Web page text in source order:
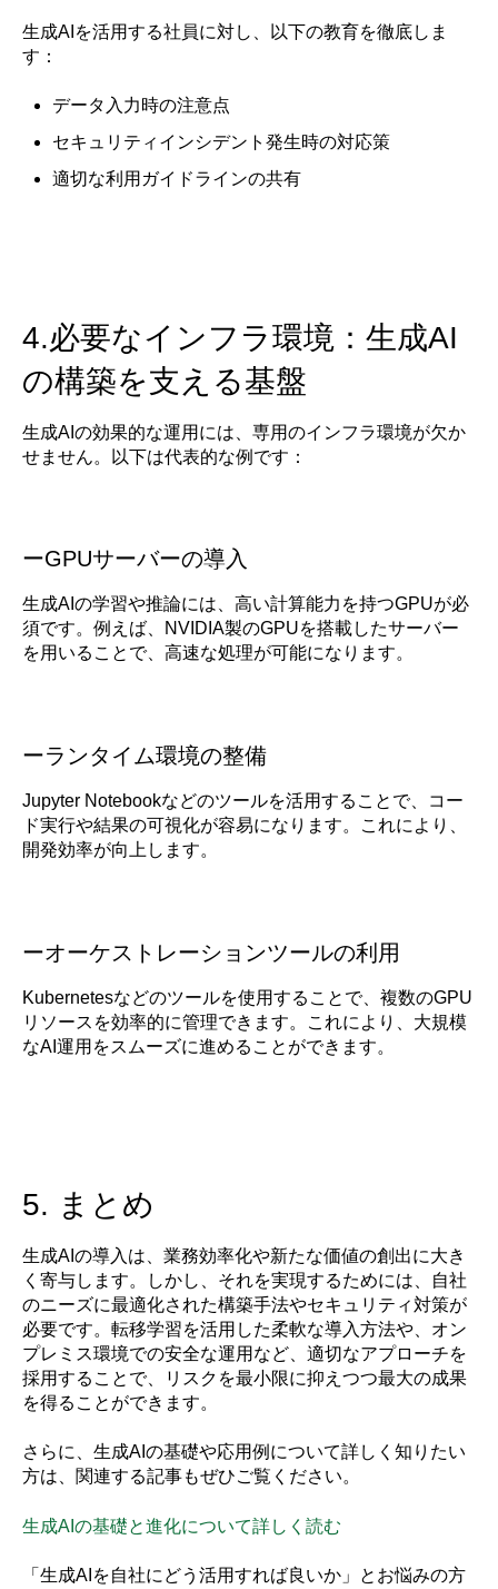
生成AIを活用する社員に対し、以下の教育を徹底しま
す：
データ入力時の注意点
セキュリティインシデント発生時の対応策
適切な利用ガイドラインの共有
4.必要なインフラ環境：生成AI
の構築を支える基盤
生成AIの効果的な運用には、専用のインフラ環境が欠か
せません。以下は代表的な例です：
ーGPUサーバーの導入
生成AIの学習や推論には、高い計算能力を持つGPUが必
須です。例えば、NVIDIA製のGPUを搭載したサーバー
を用いることで、高速な処理が可能になります。
ーランタイム環境の整備
Jupyter Notebookなどのツールを活用することで、コー
ド実行や結果の可視化が容易になります。これにより、
開発効率が向上します。
ーオーケストレーションツールの利用
Kubernetesなどのツールを使用することで、複数のGPU
リソースを効率的に管理できます。これにより、大規模
なAI運用をスムーズに進めることができます。
5. まとめ
生成AIの導入は、業務効率化や新たな価値の創出に大き
く寄与します。しかし、それを実現するためには、自社
のニーズに最適化された構築手法やセキュリティ対策が
必要です。転移学習を活用した柔軟な導入方法や、オン
プレミス環境での安全な運用など、適切なアプローチを
採用することで、リスクを最小限に抑えつつ最大の成果
を得ることができます。
さらに、生成AIの基礎や応用例について詳しく知りたい
方は、関連する記事もぜひご覧ください。
生成AIの基礎と進化について詳しく読む
「生成AIを自社にどう活用すれば良いか」とお悩みの方